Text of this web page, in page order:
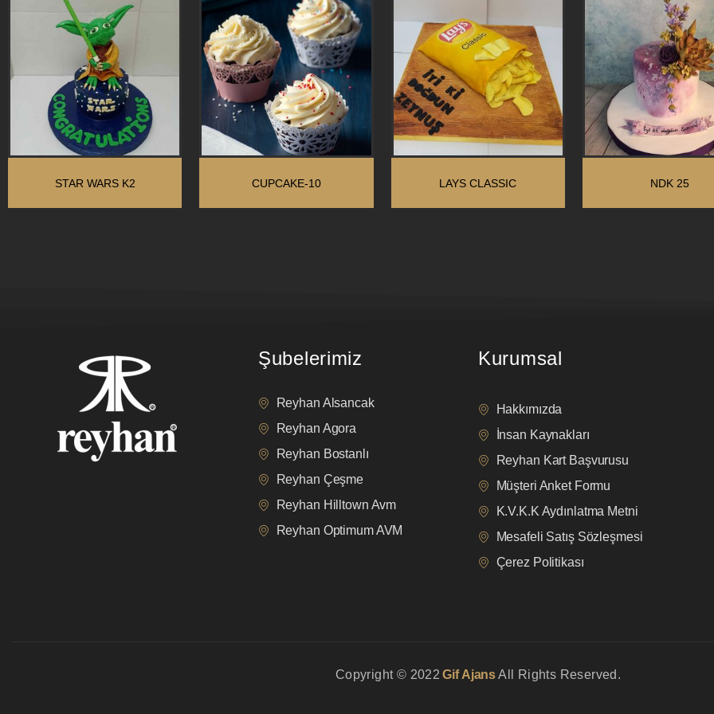
STAR WARS K2 CUPCAKE-10 LAYS CLASSIC NDK 25
Şubelerimiz
Reyhan Alsancak
Reyhan Agora
Reyhan Bostanlı
Reyhan Çeşme
Reyhan Hilltown Avm
Reyhan Optimum AVM
Kurumsal
Hakkımızda
İnsan Kaynakları
Reyhan Kart Başvurusu
Müşteri Anket Formu
K.V.K.K Aydınlatma Metni
Mesafeli Satış Sözleşmesi
Çerez Politikası
Copyright © 2022 Gif AjansAll Rights Reserved.